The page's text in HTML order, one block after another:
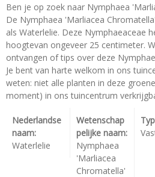
Ben je op zoek naar Nymphaea
De Nymphaea 'Marliacea
als Waterlelie. Deze Nymphaeaceae
hoogtevan ongeveer 25 centimeter.
ontvangen of tips over deze
Je bent van harte welkom in ons
weten: niet alle planten in deze
moment) in ons tuincentrum
Nederlandse
naam:
Waterlelie
Wetenschap
pelijke naam:
Nymphaea
'Marliacea
Chromatella'